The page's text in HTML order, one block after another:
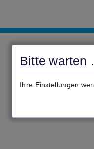
Bitte warten
Ihre Einstellungen